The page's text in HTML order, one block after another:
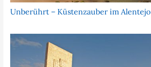
Unberührt – Küstenzauber im Alentejo